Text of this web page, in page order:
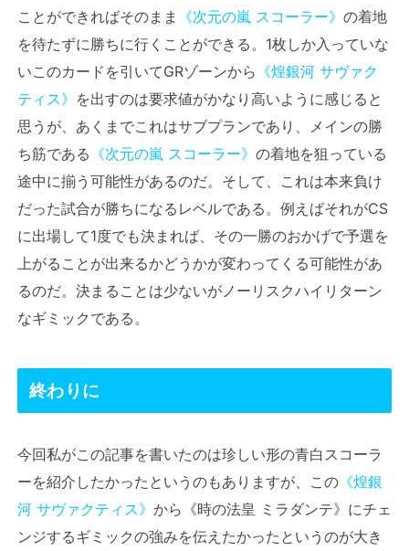
ことができればそのまま
《次元の嵐 スコーラー》 の着地
を待たずに勝ちに行くことができる。1枚しか入っていな
いこのカードを引いてGRゾーンから 《煌銀河 サヴァク
ティス》 を出すのは要求値がかなり高いように感じると
思うが、あくまでこれはサブプランであり、メインの勝
ち筋である 《次元の嵐 スコーラー》 の着地を狙っている
途中に揃う可能性があるのだ。そして、これは本来負け
だった試合が勝ちになるレベルである。例えばそれがCS
に出場して1度でも決まれば、その一勝のおかげで予選を
上がることが出来るかどうかが変わってくる可能性があ
るのだ。決まることは少ないがノーリスクハイリターン
なギミックである。
終わりに
今回私がこの記事を書いたのは珍しい形の青白スコーラ
ーを紹介したかったというのもありますが、この 《煌銀
河 サヴァクティス》 から《時の法皇 ミラダンテ》にチェ
ンジするギミックの強みを伝えたかったというのが大き